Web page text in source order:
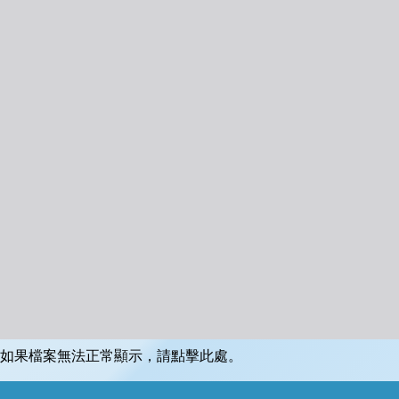
如果檔案無法正常顯示，請點擊此處。